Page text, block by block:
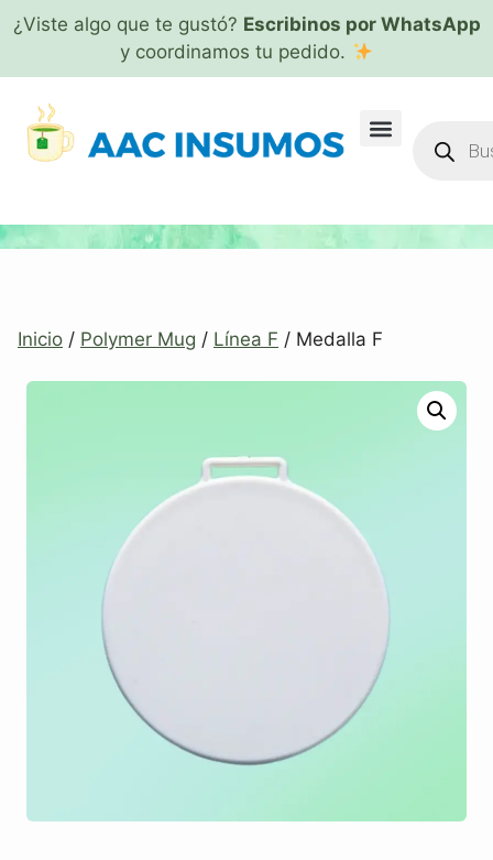
¿Viste algo que te gustó? Escribinos por WhatsApp
y coordinamos tu pedido.
Inicio / Polymer Mug / Línea F / Medalla F